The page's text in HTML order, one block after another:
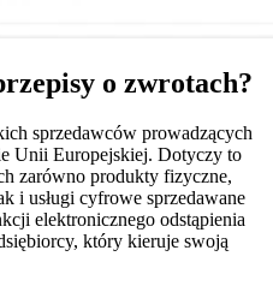
o zwrotach?
sprzedawców prowadzących
Unii Europejskiej. Dotyczy to
zarówno produkty fizyczne,
i usługi cyfrowe sprzedawane
elektronicznego odstąpienia
który kieruje swoją